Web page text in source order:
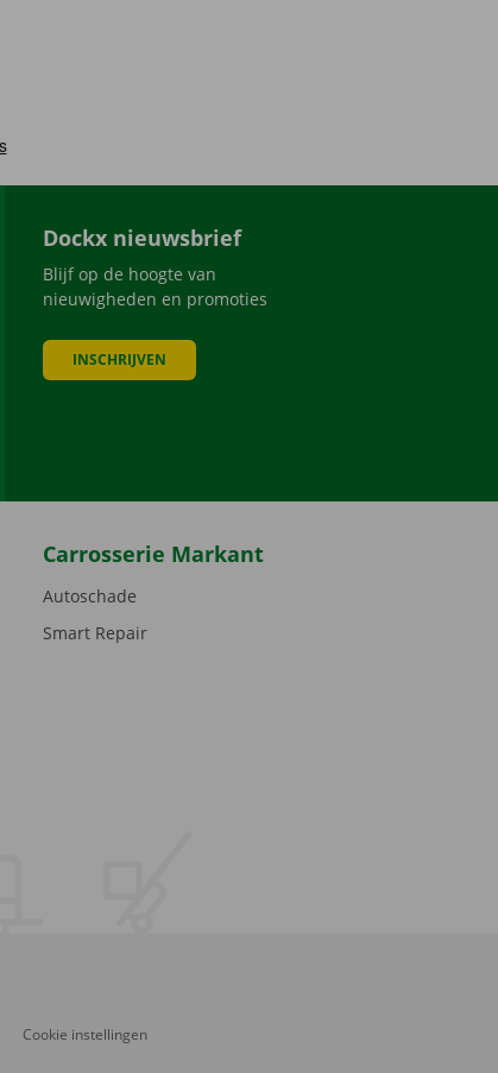
Dockx nieuwsbrief
Blijf op de hoogte van
nieuwigheden en promoties
INSCHRIJVEN
Carrosserie Markant
Autoschade
Smart Repair
Cookie instellingen